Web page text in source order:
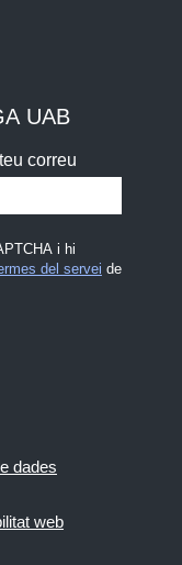
UAB
correu
i hi
del servei de
dades
web